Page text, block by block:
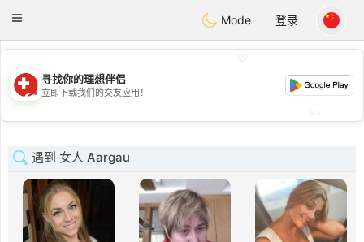
Suissi
Toggle
Mode 登录
💖
💕
寻找你的理想伴侣
立即下载我们的交友应用！
遇到 女人 Aargau